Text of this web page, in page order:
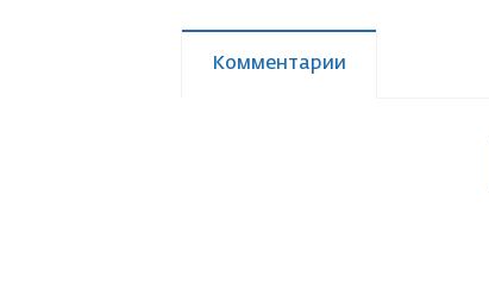
Комментарии